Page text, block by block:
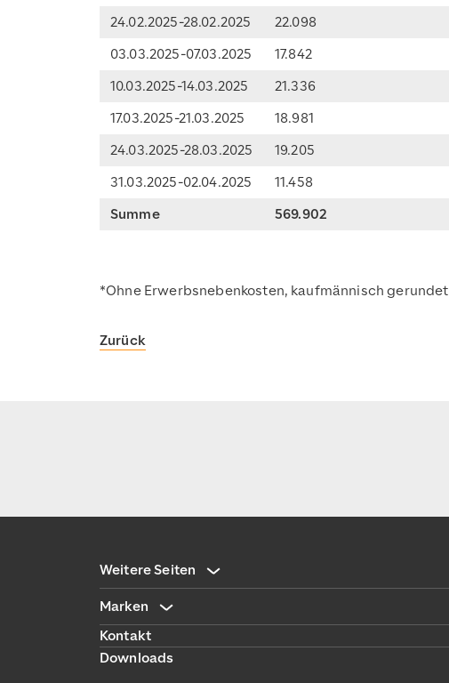
24.02.2025-28.02.2025
22.098
03.03.2025-07.03.2025
17.842
10.03.2025-14.03.2025
21.336
17.03.2025-21.03.2025
18.981
24.03.2025-28.03.2025
19.205
31.03.2025-02.04.2025
11.458
Summe
569.902
*Ohne Erwerbsnebenkosten, kaufmännisch gerundet
Zurück
Weitere Seiten
Marken
Kontakt
Downloads